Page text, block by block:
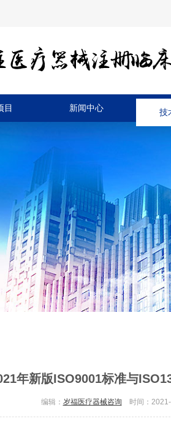
目 新闻中心 技
年新版ISO9001标准与
编辑： 岁福医疗器械咨询 时间：